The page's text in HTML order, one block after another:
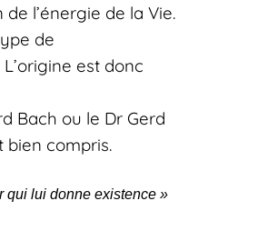
l’énergie de la Vie.
de
est donc
Bach ou le Dr Gerd
bien compris.
qui lui donne existence »